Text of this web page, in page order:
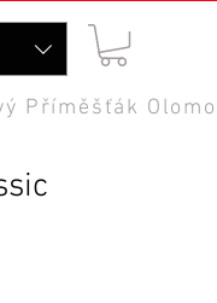
Příměšťák